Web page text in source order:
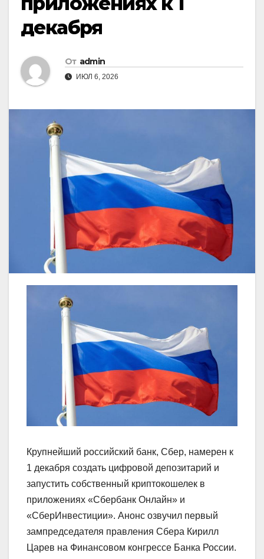
декабря
От admin
ИЮЛ 6, 2026
Крупнейший российский банк, Сбер, намерен к
1 декабря создать цифровой депозитарий и
запустить собственный криптокошелек в
приложениях «Сбербанк Онлайн» и
«СберИнвестиции». Анонс озвучил первый
зампредседателя правления Сбера Кирилл
Царев на Финансовом конгрессе Банка России.